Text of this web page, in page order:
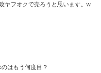
ヤフオクで売ろうと思います。w
はもう何度目？